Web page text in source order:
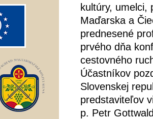
kultúry, umelci,
Maďarska a
prednesené
prvého dňa
cestovného
Účastníkov
Slovenskej
predstaviteľov
p. Petr